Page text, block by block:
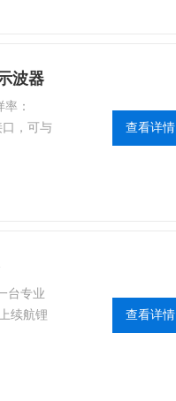
波器
：
口，可与
或者安
查看详情
台专业
续航锂
用户界
查看详情